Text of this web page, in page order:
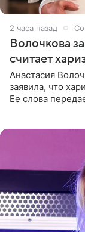
2 часа назад
Волочкова
считает
Анастасия
заявила, что
Ее слова